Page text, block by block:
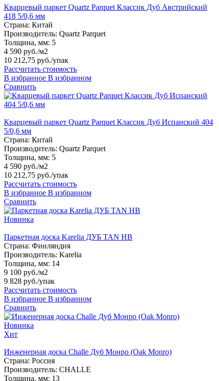
Кварцевый паркет Quartz Parquet Классик Дуб Австрийский
418 5/0,6 мм
Страна: Китай
Производитель: Quartz Parquet
Толщина, мм: 5
4 590 руб./м2
10 212,75 руб./упак
Рассчитать стоимость
В избранное В избранном
Сравнить
Кварцевый паркет Quartz Parquet Классик Дуб Испанский 404
5/0,6 мм
Страна: Китай
Производитель: Quartz Parquet
Толщина, мм: 5
4 590 руб./м2
10 212,75 руб./упак
Рассчитать стоимость
В избранное В избранном
Сравнить
Новинка
Паркетная доска Karelia ДУБ TAN HB
Страна: Финляндия
Производитель: Karelia
Толщина, мм: 14
9 100 руб./м2
9 828 руб./упак
Рассчитать стоимость
В избранное В избранном
Сравнить
Новинка
Хит
Инженерная доска Challe Дуб Монро (Oak Monro)
Страна: Россия
Производитель: CHALLE
Толщина, мм: 13